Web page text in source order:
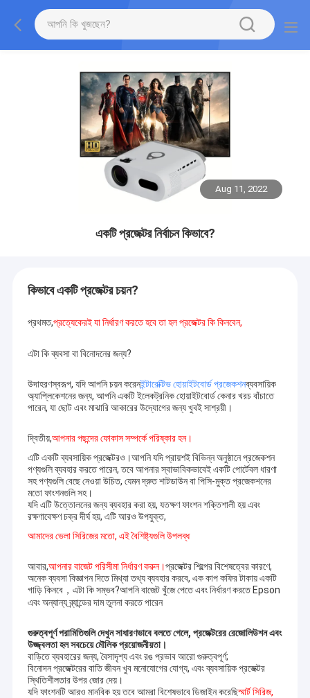
Aug 11, 2022
একটি প্রজেক্টর নির্বাচন কিভাবে?
কিভাবে একটি প্রজেক্টর চয়ন?
প্রথমত,প্রত্যেকেরই যা নির্ধারণ করতে হবে তা হল প্রজেক্টর কি কিনবেন,
এটা কি ব্যবসা বা বিনোদনের জন্য?
উদাহরণস্বরূপ, যদি আপনি চয়ন করেনইন্টারেক্টিভ হোয়াইটবোর্ড প্রজেকশনব্যবসায়িক
অ্যাপ্লিকেশনের জন্য, আপনি একটি ইলেকট্রনিক হোয়াইটবোর্ড কেনার খরচ বাঁচাতে
পারেন, যা ছোট এবং মাঝারি আকারের উদ্যোগের জন্য খুবই সাশ্রয়ী।
দ্বিতীয়,আপনার পছন্দের ফোকাস সম্পর্কে পরিষ্কার হন।
এটি একটি ব্যবসায়িক প্রজেক্টরও।আপনি যদি প্রায়শই বিভিন্ন অনুষ্ঠানে প্রজেকশন
পণ্যগুলি ব্যবহার করতে পারেন, তবে আপনার স্বাভাবিকভাবেই একটি পোর্টেবল ধারণা
সহ পণ্যগুলি বেছে নেওয়া উচিত, যেমন দ্রুত শাটডাউন বা পিসি-মুক্ত প্রজেকশনের
মতো ফাংশনগুলি সহ।
যদি এটি উত্তোলনের জন্য ব্যবহার করা হয়, যতক্ষণ ফাংশন শক্তিশালী হয় এবং
রক্ষণাবেক্ষণ চক্র দীর্ঘ হয়, এটি আরও উপযুক্ত,
আমাদের ভেলা সিরিজের মতো, এই বৈশিষ্ট্যগুলি উপলব্ধ
আবার,আপনার বাজেট পরিসীমা নির্ধারণ করুন।প্রজেক্টর শিল্পের বিশেষত্বের কারণে,
অনেক ব্যবসা বিজ্ঞাপন দিতে মিথ্যা তথ্য ব্যবহার করবে, এক কাপ কফির টাকায় একটি
গাড়ি কিনবে，এটা কি সম্ভব?আপনি বাজেট খুঁজে পেতে এবং নির্ধারণ করতে Epson
এবং অন্যান্য ব্র্যান্ডের দাম তুলনা করতে পারেন
গুরুত্বপূর্ণ পরামিতিগুলি দেখুন সাধারণভাবে বলতে গেলে, প্রজেক্টরের রেজোলিউশন এবং
উজ্জ্বলতা হল সবচেয়ে মৌলিক প্রয়োজনীয়তা।
বাড়িতে ব্যবহারের জন্য, বৈসাদৃশ্য এবং রঙ প্রভাব আরো গুরুত্বপূর্ণ;
বিনোদন প্রজেক্টরের বাতি জীবন খুব মনোযোগের যোগ্য, এবং ব্যবসায়িক প্রজেক্টর
স্থিতিশীলতার উপর জোর দেয়।
যদি ফাংশনটি আরও মানবিক হয় তবে আমরা বিশেষভাবে ডিজাইন করেছিস্মার্ট সিরিজ,